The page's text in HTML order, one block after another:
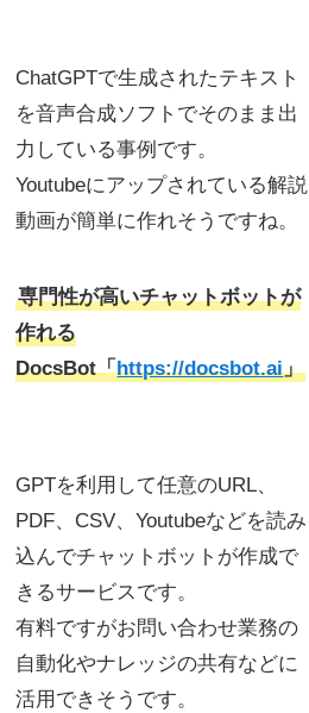
ChatGPTで生成されたテキスト
を音声合成ソフトでそのまま出
力している事例です。
Youtubeにアップされている解説
動画が簡単に作れそうですね。
専門性が高いチャットボットが
作れる
DocsBot「https://docsbot.ai」
GPTを利用して任意のURL、
PDF、CSV、Youtubeなどを読み
込んでチャットボットが作成で
きるサービスです。
有料ですがお問い合わせ業務の
自動化やナレッジの共有などに
活用できそうです。